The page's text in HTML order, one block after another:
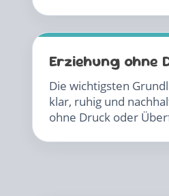
Erziehung ohne
Die wichtigsten
klar, ruhig und
ohne Druck oder